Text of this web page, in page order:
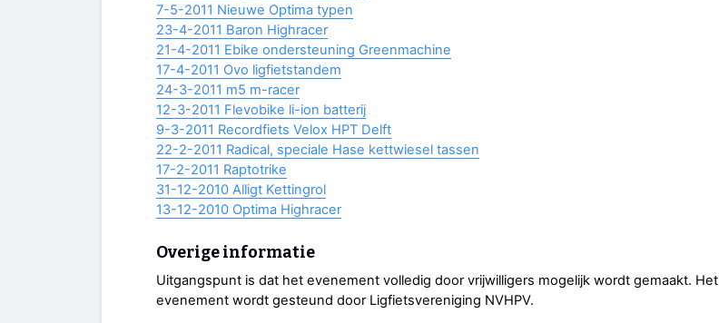
7-5-2011 Nieuwe Optima typen
23-4-2011 Baron Highracer
21-4-2011 Ebike ondersteuning Greenmachine
17-4-2011 Ovo ligfietstandem
24-3-2011 m5 m-racer
12-3-2011 Flevobike li-ion batterij
9-3-2011 Recordfiets Velox HPT Delft
22-2-2011 Radical, speciale Hase kettwiesel tassen
17-2-2011 Raptotrike
31-12-2010 Alligt Kettingrol
13-12-2010 Optima Highracer
Overige informatie
Uitgangspunt is dat het evenement volledig door vrijwilligers mogelijk wordt gemaakt. Het
evenement wordt gesteund door Ligfietsvereniging NVHPV.